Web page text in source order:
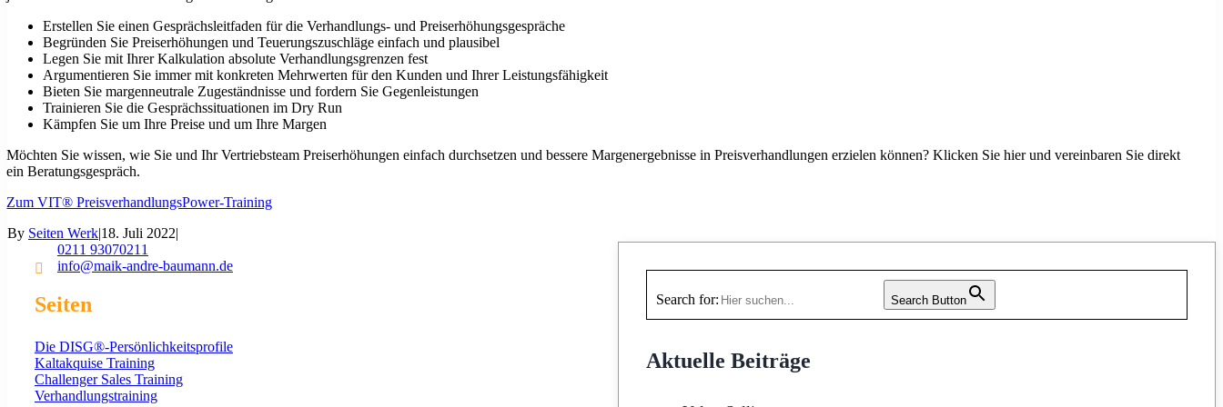
Erstellen Sie einen Gesprächsleitfaden für die Verhandlungs- und Preiserhöhungsgespräche
Begründen Sie Preiserhöhungen und Teuerungszuschläge einfach und plausibel
Legen Sie mit Ihrer Kalkulation absolute Verhandlungsgrenzen fest
Argumentieren Sie immer mit konkreten Mehrwerten für den Kunden und Ihrer Leistungsfähigkeit
Bieten Sie margenneutrale Zugeständnisse und fordern Sie Gegenleistungen
Trainieren Sie die Gesprächssituationen im Dry Run
Kämpfen Sie um Ihre Preise und um Ihre Margen
Möchten Sie wissen, wie Sie und Ihr Vertriebsteam Preiserhöhungen einfach durchsetzen und bessere Margenergebnisse in Preisverhandlungen erzielen können? Klicken Sie hier und vereinbaren Sie direkt
ein Beratungsgespräch.
Zum VIT® PreisverhandlungsPower-Training
By Seiten Werk|18. Juli 2022|
Search for: Search Button
Aktuelle Beiträge
0211 93070211
info@maik-andre-baumann.de
Seiten
Die DISG®-Persönlichkeitsprofile
Kaltakquise Training
Challenger Sales Training
Verhandlungstraining